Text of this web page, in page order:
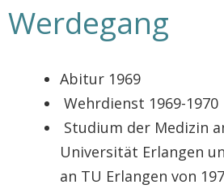
Werdegang
Abitur 1969
Wehrdienst 1969-1970
Studium der Medizin
Universität Erlangen
an TU Erlangen von